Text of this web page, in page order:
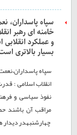
سپاه
خامنه ای رهبر
و عملکرد
بسیار بالاتری
سپاه
انقلاب اسلامی :
نفوذ سیاسی و
مراقب آن باشند
چهارشنبهدر دیدار